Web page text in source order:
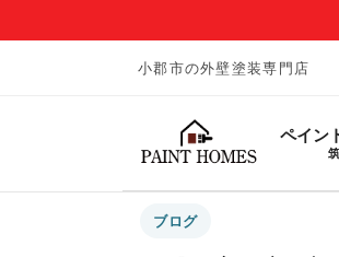
小郡市の外壁塗装専門店
ペイン
ブログ